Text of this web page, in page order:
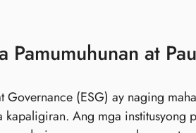
Pamumuhunan at
(ESG) ay naging
Ang mga institusyong